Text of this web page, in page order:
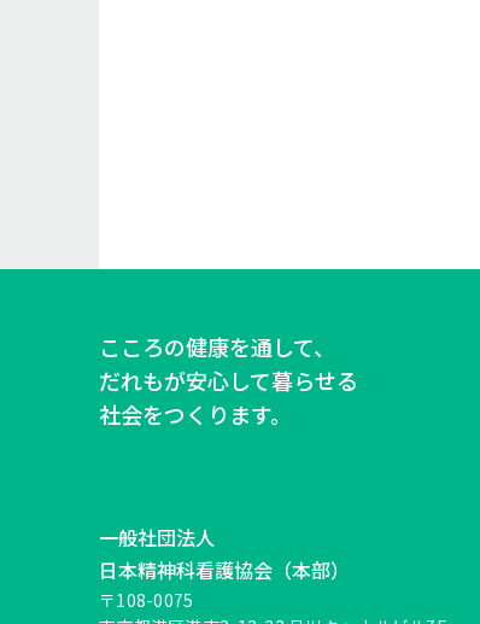
こころの健康を通して、
だれもが安心して暮らせる
社会をつくります。
一般社団法人
日本精神科看護協会（本部）
〒108-0075